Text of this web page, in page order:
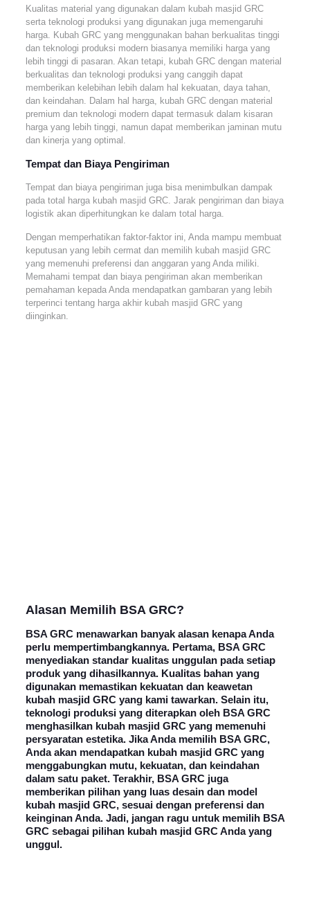
Kualitas material yang digunakan dalam kubah masjid GRC
serta teknologi produksi yang digunakan juga memengaruhi
harga. Kubah GRC yang menggunakan bahan berkualitas tinggi
dan teknologi produksi modern biasanya memiliki harga yang
lebih tinggi di pasaran. Akan tetapi, kubah GRC dengan material
berkualitas dan teknologi produksi yang canggih dapat
memberikan kelebihan lebih dalam hal kekuatan, daya tahan,
dan keindahan. Dalam hal harga, kubah GRC dengan material
premium dan teknologi modern dapat termasuk dalam kisaran
harga yang lebih tinggi, namun dapat memberikan jaminan mutu
dan kinerja yang optimal.
Tempat dan Biaya Pengiriman
Tempat dan biaya pengiriman juga bisa menimbulkan dampak
pada total harga kubah masjid GRC. Jarak pengiriman dan biaya
logistik akan diperhitungkan ke dalam total harga.
Dengan memperhatikan faktor-faktor ini, Anda mampu membuat
keputusan yang lebih cermat dan memilih kubah masjid GRC
yang memenuhi preferensi dan anggaran yang Anda miliki.
Memahami tempat dan biaya pengiriman akan memberikan
pemahaman kepada Anda mendapatkan gambaran yang lebih
terperinci tentang harga akhir kubah masjid GRC yang
diinginkan.
Alasan Memilih BSA GRC?
BSA GRC menawarkan banyak alasan kenapa Anda
perlu mempertimbangkannya. Pertama, BSA GRC
menyediakan standar kualitas unggulan pada setiap
produk yang dihasilkannya. Kualitas bahan yang
digunakan memastikan kekuatan dan keawetan
kubah masjid GRC yang kami tawarkan. Selain itu,
teknologi produksi yang diterapkan oleh BSA GRC
menghasilkan kubah masjid GRC yang memenuhi
persyaratan estetika. Jika Anda memilih BSA GRC,
Anda akan mendapatkan kubah masjid GRC yang
menggabungkan mutu, kekuatan, dan keindahan
dalam satu paket. Terakhir, BSA GRC juga
memberikan pilihan yang luas desain dan model
kubah masjid GRC, sesuai dengan preferensi dan
keinginan Anda. Jadi, jangan ragu untuk memilih BSA
GRC sebagai pilihan kubah masjid GRC Anda yang
unggul.